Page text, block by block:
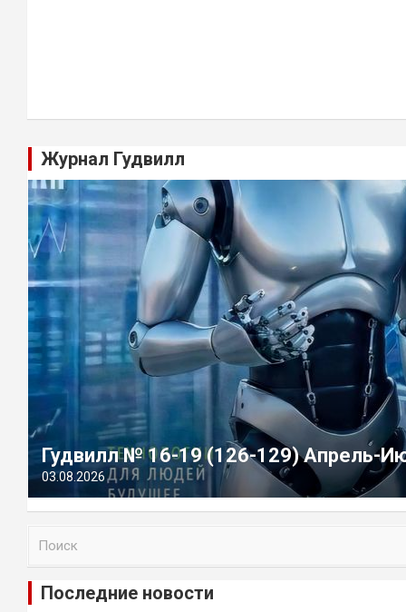
Журнал Гудвилл
Гудвилл № 16-19 (126-129) Апрель-
03.08.2026
и
Последние новости